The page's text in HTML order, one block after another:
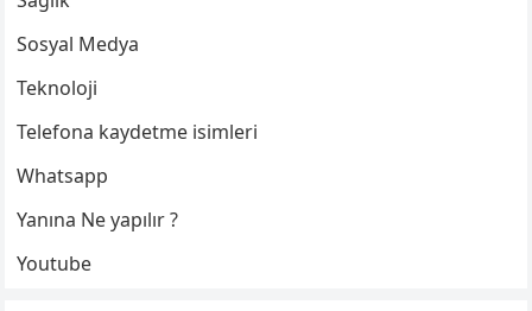
Sosyal Medya
Teknoloji
Telefona kaydetme isimleri
Whatsapp
Yanına Ne yapılır ?
Youtube